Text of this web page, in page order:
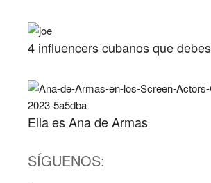
4 influencers cubanos que
Ella es Ana de Armas
SÍGUENOS: